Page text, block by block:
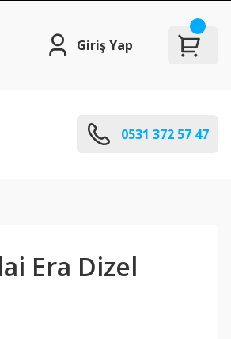
Giriş Yap
0531 372 57 47
Era Dizel